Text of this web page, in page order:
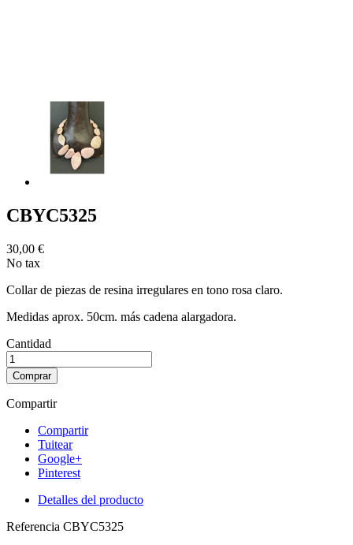
CBYC5325
30,00 €
No tax
Collar de piezas de resina irregulares en tono rosa claro.
Medidas aprox. 50cm. más cadena alargadora.
Cantidad
Comprar
Compartir
Compartir
Tuitear
Google+
Pinterest
Detalles del producto
Referencia CBYC5325